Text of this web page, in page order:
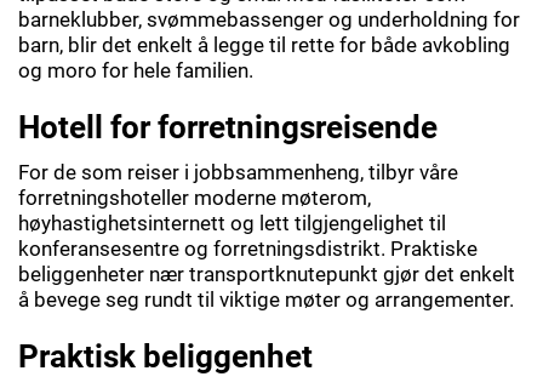
barneklubber, svømmebassenger og underholdning for
barn, blir det enkelt å legge til rette for både avkobling
og moro for hele familien.
Hotell for forretningsreisende
For de som reiser i jobbsammenheng, tilbyr våre
forretningshoteller moderne møterom,
høyhastighetsinternett og lett tilgjengelighet til
konferansesentre og forretningsdistrikt. Praktiske
beliggenheter nær transportknutepunkt gjør det enkelt
å bevege seg rundt til viktige møter og arrangementer.
Praktisk beliggenhet